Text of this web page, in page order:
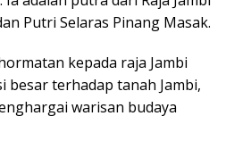
Putri Selaras Pinang Masak.
kepada raja Jambi
terhadap tanah Jambi,
warisan budaya